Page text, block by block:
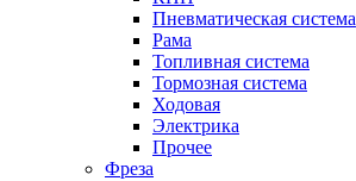
Пневматическая система
Рама
Топливная система
Тормозная система
Ходовая
Электрика
Прочее
Фреза